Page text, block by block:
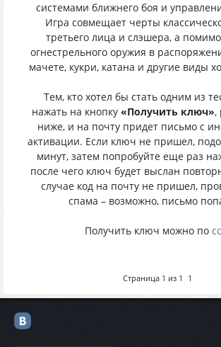
системами ближнего боя и
Игра совмещает черты
третьего лица и слэшера, а
огнестрельного оружия в
мачете, кукри, катана и другие виды
Тем, кто хотел бы стать одним из
нажать на кнопку «Получить ключ»,
ниже, и на почту придет письмо с
активации. Если ключ не пришел,
минут, затем попробуйте еще раз
после чего ключ будет выслан
случае код на почту не пришел,
спама – возможно, письмо
Получить ключ можно по
Страница 1 из 1 1